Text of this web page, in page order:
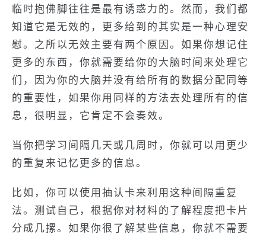
临时抱佛脚往往是最有诱惑力的。然而，我们都
知道它是无效的，更多给到的其实是一种心理安
慰。之所以无效主要有两个原因。如果你想记住
更多的东西，你就需要给你的大脑时间来处理它
们，因为你的大脑并没有给所有的数据分配同等
的重要性，如果你用同样的方法去处理所有的信
息，很明显，它肯定不会奏效。
当你把学习间隔几天或几周时，你就可以用更少
的重复来记忆更多的信息。
比如，你可以使用抽认卡来利用这种间隔重复
法。测试自己，根据你对材料的了解程度把卡片
分成几摞。如果你很了解某些信息，你就不需要